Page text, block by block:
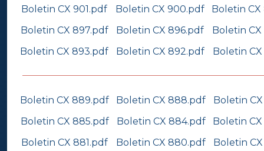
Boletin CX 901.pdf Boletin CX 900.pdf
Boletin
Boletin CX 897.pdf
Boletin CX 896.pdf
Boletin
Boletin CX 893.pdf
Boletin CX 892.pdf Boletin
Boletin CX 889.pdf Boletin CX 888.pdf
Boletin
Boletin CX 885.pdf
Boletin CX 884.pdf
Boletin
Boletin CX 881.pdf
Boletin CX 880.pdf Boletin